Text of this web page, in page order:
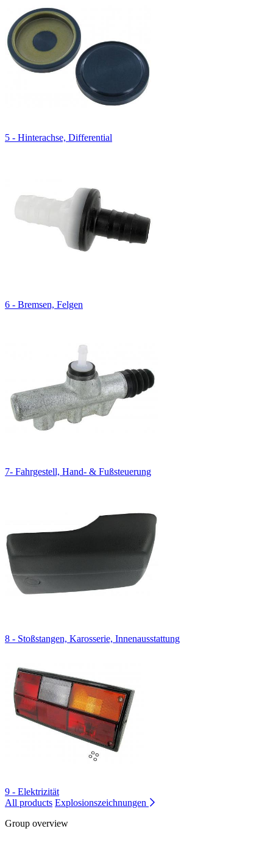
5 - Hinterachse, Differential
6 - Bremsen, Felgen
7- Fahrgestell, Hand- & Fußsteuerung
8 - Stoßstangen, Karosserie, Innenausstattung
9 - Elektrizität
All products Explosionszeichnungen
Group overview